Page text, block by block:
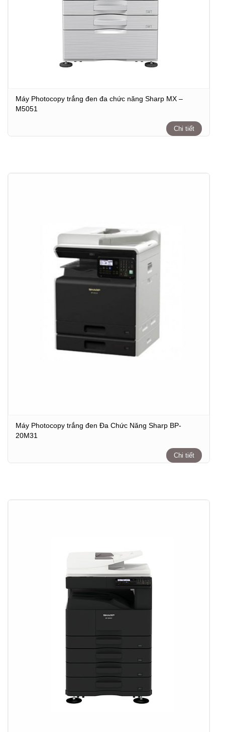
Máy Photocopy trắng đen đa chức năng Sharp MX –
M5051
Chi tiết
Máy Photocopy trắng đen Đa Chức Năng Sharp BP-
20M31
Chi tiết